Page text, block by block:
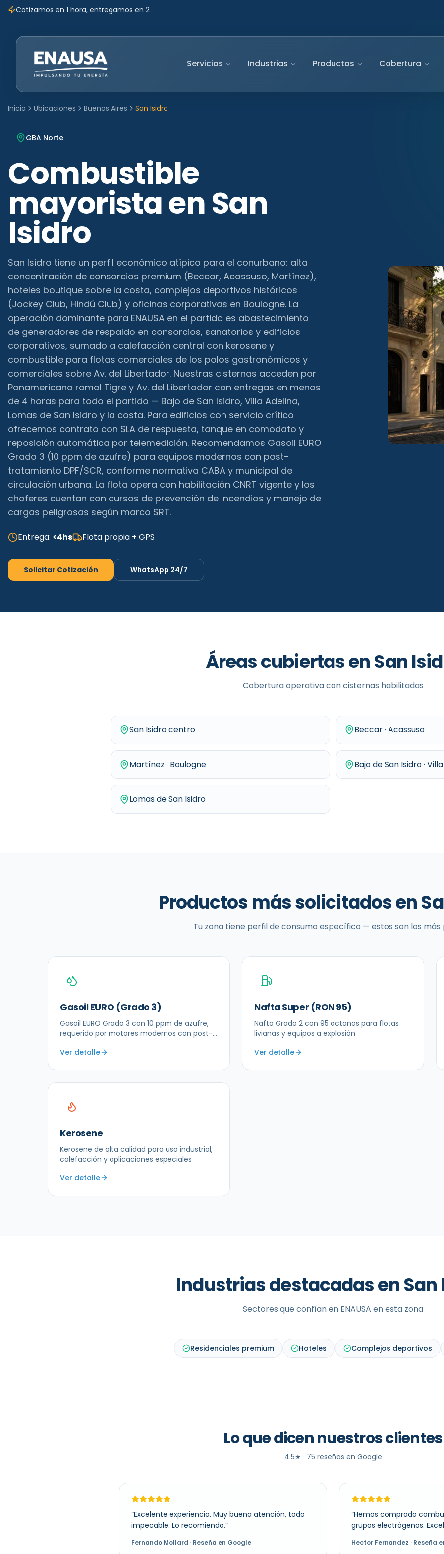
Cotizamos en 1 hora, entregamos en 2
Servicios Industrias Productos Cobertura
Inicio Ubicaciones Buenos Aires San Isidro
GBA Norte
Combustible
mayorista enSan
Isidro
San Isidro tiene un perfil económico atípico para el conurbano: alta
concentración de consorcios premium (Beccar, Acassuso, Martínez),
hoteles boutique sobre la costa, complejos deportivos históricos
(Jockey Club, Hindú Club) y oficinas corporativas en Boulogne. La
operación dominante para ENAUSA en el partido es abastecimiento
de generadores de respaldo en consorcios, sanatorios y edificios
corporativos, sumado a calefacción central con kerosene y
combustible para flotas comerciales de los polos gastronómicos y
comerciales sobre Av. del Libertador. Nuestras cisternas acceden por
Panamericana ramal Tigre y Av. del Libertador con entregas en menos
de 4 horas para todo el partido — Bajo de San Isidro, Villa Adelina,
Lomas de San Isidro y la costa. Para edificios con servicio crítico
ofrecemos contrato con SLA de respuesta, tanque en comodato y
reposición automática por telemedición. Recomendamos Gasoil EURO
Grado 3 (10 ppm de azufre) para equipos modernos con post-
tratamiento DPF/SCR, conforme normativa CABA y municipal de
circulación urbana. La flota opera con habilitación CNRT vigente y los
choferes cuentan con cursos de prevención de incendios y manejo de
cargas peligrosas según marco SRT.
Entrega: <4hs Flota propia + GPS
Solicitar Cotización WhatsApp 24/7
Áreas cubiertas enSan
Cobertura operativa con cisternas habilitadas
San Isidro centro Beccar · Acassuso
Martínez · Boulogne Bajo de San Isidro ·
Lomas de San Isidro
Productos más solicitados en
Tu zona tiene perfil de consumo específico — estos son los más
Gasoil EURO (Grado 3)
Gasoil EURO Grado 3 con 10 ppm de azufre,
requerido por motores modernos con post-
Ver detalle
Nafta Super (RON 95)
Nafta Grado 2 con 95 octanos para flotas
livianas y equipos a explosión
Ver detalle
Kerosene
Kerosene de alta calidad para uso industrial,
calefacción y aplicaciones especiales
Ver detalle
Industrias destacadas enSan
Sectores que confían en ENAUSA en esta zona
Residenciales premium Hoteles Complejos deportivos
Lo que dicen nuestros clientes
4.5★ · 75 reseñas en Google
“Excelente experiencia. Muy buena atención, todo
impecable. Lo recomiendo.”
Fernando Mollard · Reseña en Google
“Hemos comprado
grupos electrógenos.
Hector Fernandez · Reseña